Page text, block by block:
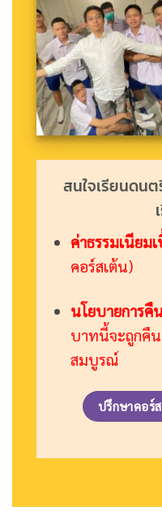
สนใจเรียนดน
ค่าธรรมเนียม
คอร์สเต้น)
นโยบายการคื
บาทนี้จะถูกคืน
สมบูรณ์
ปรึกษาคอร์